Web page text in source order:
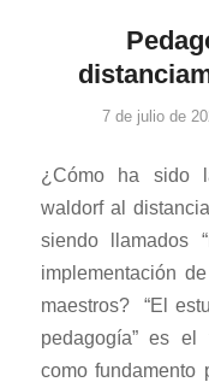
7 de julio de
¿Cómo ha sido
waldorf al
siendo llamados
implementación
maestros? “El
pedagogía” es
como fundamento